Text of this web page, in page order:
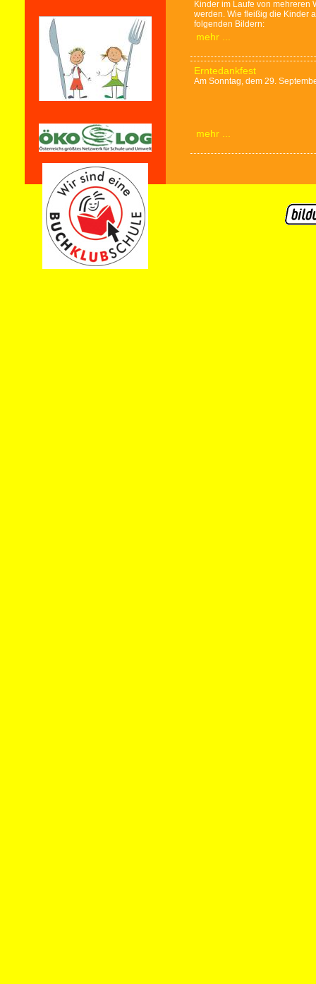
Kinder im Laufe von mehreren
werden. Wie fleißig die Kinder
folgenden Bildern:
mehr ...
Erntedankfest
Am Sonntag, dem 29.
mehr ...